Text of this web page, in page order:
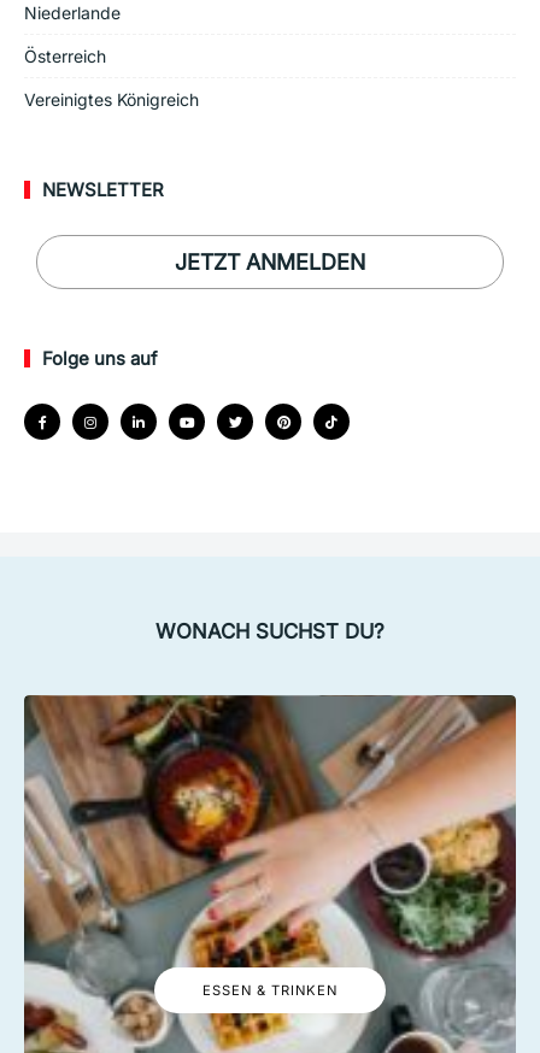
Niederlande
Österreich
Vereinigtes Königreich
NEWSLETTER
JETZT ANMELDEN
Folge uns auf
WONACH SUCHST DU?
ESSEN & TRINKEN